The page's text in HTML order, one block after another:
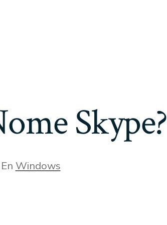
Skype?
En Windows